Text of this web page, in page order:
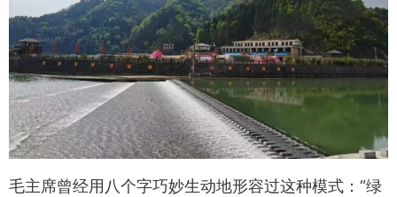
毛主席曾经用八个字巧妙生动地形容过这种模式：“绿